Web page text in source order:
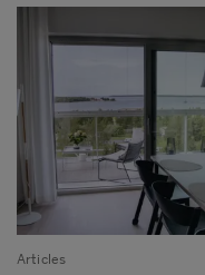
Articles